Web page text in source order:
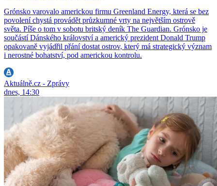
Grónsko varovalo americkou firmu Greenland Energy, která se bez
povolení chystá provádět průzkumné vrty na největším ostrově
světa. Píše o tom v sobotu britský deník The Guardian. Grónsko je
součástí Dánského království a americký prezident Donald Trump
opakovaně vyjádřil přání dostat ostrov, který má strategický význam
i nerostné bohatství, pod americkou kontrolu.
Aktuálně.cz - Zprávy
dnes, 14:30